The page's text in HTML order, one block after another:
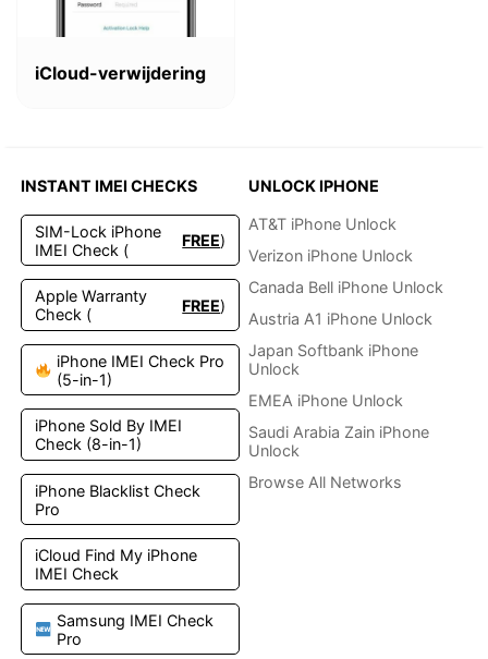
iCloud-verwijdering
Produkt
Die
Optionen
können
auf
der
Produktseite
gewählt
werden
INSTANT IMEI CHECKS
SIM-Lock iPhone
IMEI Check (
FREE)
Apple Warranty
Check (
FREE)
iPhone IMEI Check Pro
(5-in-1)
iPhone Sold By IMEI
Check (8-in-1)
iPhone Blacklist Check
Pro
iCloud Find My iPhone
IMEI Check
Samsung IMEI Check
Pro
UNLOCK IPHONE
AT&T iPhone Unlock
Verizon iPhone Unlock
Canada Bell iPhone Unlock
Austria A1 iPhone Unlock
Japan Softbank iPhone
Unlock
EMEA iPhone Unlock
Saudi Arabia Zain iPhone
Unlock
Browse All Networks